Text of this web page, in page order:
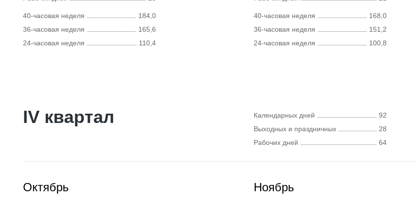
40-часовая неделя
184,0
36-часовая неделя
165,6
24-часовая неделя
110,4
40-часовая неделя
168,0
36-часовая неделя
151,2
24-часовая неделя
100,8
IV квартал Календарных дней
92
Выходных и праздничных
28
Рабочих дней
64
Октябрь Ноябрь